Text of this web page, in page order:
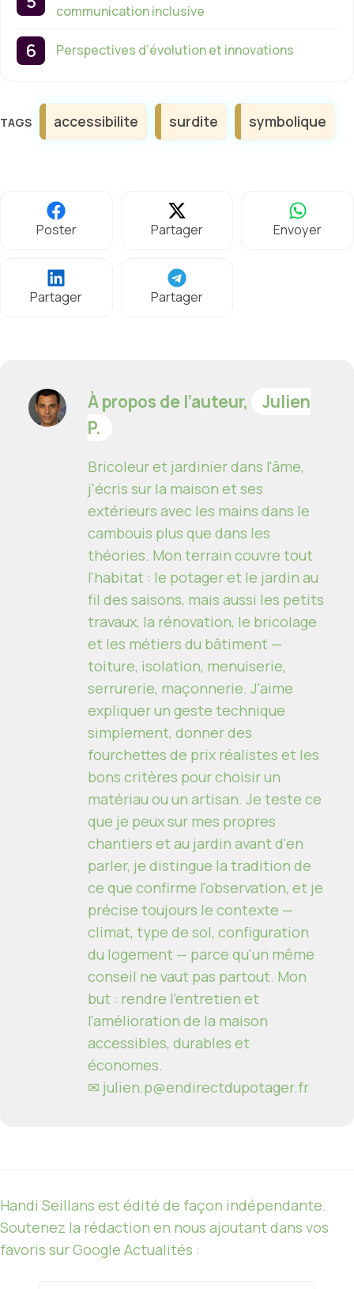
communication inclusive
Perspectives d’évolution et innovations
Étiquettes
accessibilite surdite symbolique
Poster Partager Envoyer
Partager Partager
À propos de l’auteur,
Julien
P.
Bricoleur et jardinier dans l'âme,
j'écris sur la maison et ses
extérieurs avec les mains dans le
cambouis plus que dans les
théories. Mon terrain couvre tout
l'habitat : le potager et le jardin au
fil des saisons, mais aussi les petits
travaux, la rénovation, le bricolage
et les métiers du bâtiment —
toiture, isolation, menuiserie,
serrurerie, maçonnerie. J'aime
expliquer un geste technique
simplement, donner des
fourchettes de prix réalistes et les
bons critères pour choisir un
matériau ou un artisan. Je teste ce
que je peux sur mes propres
chantiers et au jardin avant d'en
parler, je distingue la tradition de
ce que confirme l'observation, et je
précise toujours le contexte —
climat, type de sol, configuration
du logement — parce qu'un même
conseil ne vaut pas partout. Mon
but : rendre l'entretien et
l'amélioration de la maison
accessibles, durables et
économes.
✉ julien.p@endirectdupotager.fr
Handi Seillans est édité de façon indépendante.
Soutenez la rédaction en nous ajoutant dans vos
favoris sur Google Actualités :